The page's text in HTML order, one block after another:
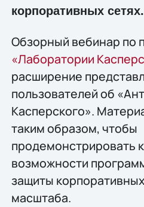
корпоративных сетях.
Обзорный вебинар по
«Лаборатории
расширение
пользователей об
Касперского».
таким образом, чтобы
продемонстрировать
возможности
защиты
масштаба.